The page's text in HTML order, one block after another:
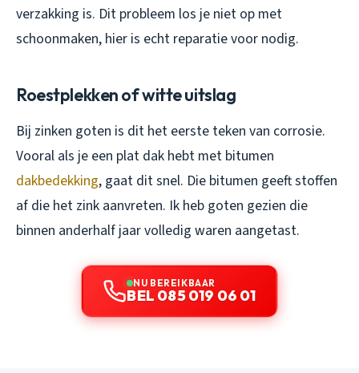
verzakking is. Dit probleem los je niet op met
schoonmaken, hier is echt reparatie voor nodig.
Roestplekken of witte uitslag
Bij zinken goten is dit het eerste teken van corrosie.
Vooral als je een plat dak hebt met bitumen
dakbedekking, gaat dit snel. Die bitumen geeft stoffen
af die het zink aanvreten. Ik heb goten gezien die
binnen anderhalf jaar volledig waren aangetast.
NU BEREIKBAAR
BEL 085 019 06 01